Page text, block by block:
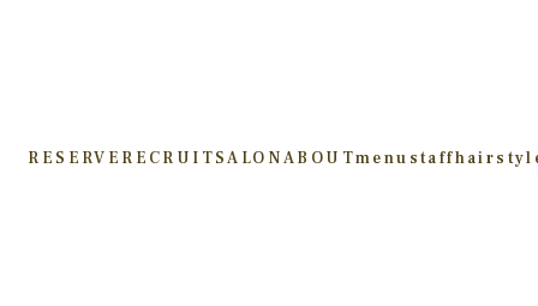
RESERVE RECRUITSALONABOUTmenu staff